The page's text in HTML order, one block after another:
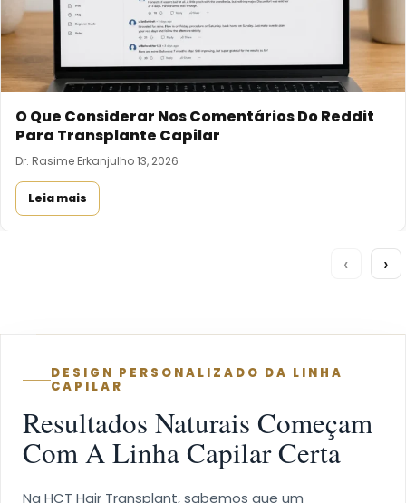
O Que Considerar Nos Comentários Do Reddit
Para Transplante Capilar
Dr. Rasime Erkanjulho 13, 2026
Leia mais
‹ ›
DESIGN PERSONALIZADO DA LINHA
CAPILAR
Resultados Naturais Começam
Com A Linha Capilar Certa
Na HCT Hair Transplant, sabemos que um